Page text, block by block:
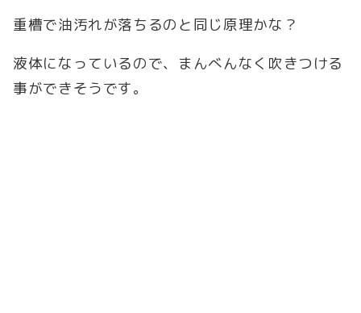
重槽で油汚れが落ちるのと同じ原理かな？
液体になっているので、まんべんなく吹きつける
事ができそうです。